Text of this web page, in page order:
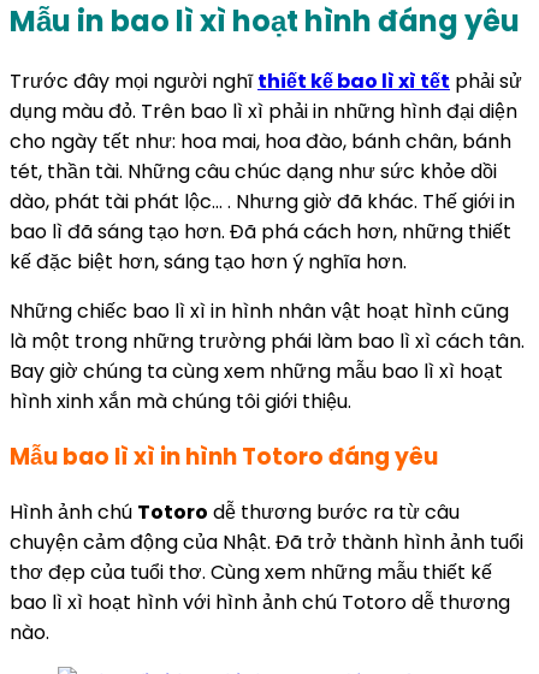
Mẫu in bao lì xì hoạt hình đáng yêu
Trước đây mọi người nghĩthiết kế bao lì xì tết phải sử
dụng màu đỏ. Trên bao lì xì phải in những hình đại diện
cho ngày tết như: hoa mai, hoa đào, bánh chân, bánh
tét, thần tài. Những câu chúc dạng như sức khỏe dồi
dào, phát tài phát lộc… . Nhưng giờ đã khác. Thế giới in
bao lì đã sáng tạo hơn. Đã phá cách hơn, những thiết
kế đặc biệt hơn, sáng tạo hơn ý nghĩa hơn.
Những chiếc bao lì xì in hình nhân vật hoạt hình cũng
là một trong những trường phái làm bao lì xì cách tân.
Bay giờ chúng ta cùng xem những mẫu bao lì xì hoạt
hình xinh xắn mà chúng tôi giới thiệu.
Mẫu bao lì xì in hình Totoro đáng yêu
Hình ảnh chú Totoro dễ thương bước ra từ câu
chuyện cảm động của Nhật. Đã trở thành hình ảnh tuổi
thơ đẹp của tuổi thơ. Cùng xem những mẫu thiết kế
bao lì xì hoạt hình với hình ảnh chú Totoro dễ thương
nào.